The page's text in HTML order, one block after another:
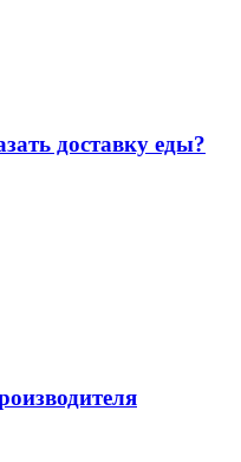
доставку еды?